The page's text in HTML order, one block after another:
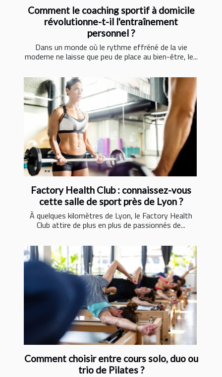
Comment le coaching sportif à domicile
révolutionne-t-il l'entraînement
personnel ?
Dans un monde où le rythme effréné de la vie
moderne ne laisse que peu de place au bien-être, le...
Factory Health Club : connaissez-vous
cette salle de sport près de Lyon ?
À quelques kilomètres de Lyon, le Factory Health
Club attire de plus en plus de passionnés de...
Comment choisir entre cours solo, duo ou
trio de Pilates ?